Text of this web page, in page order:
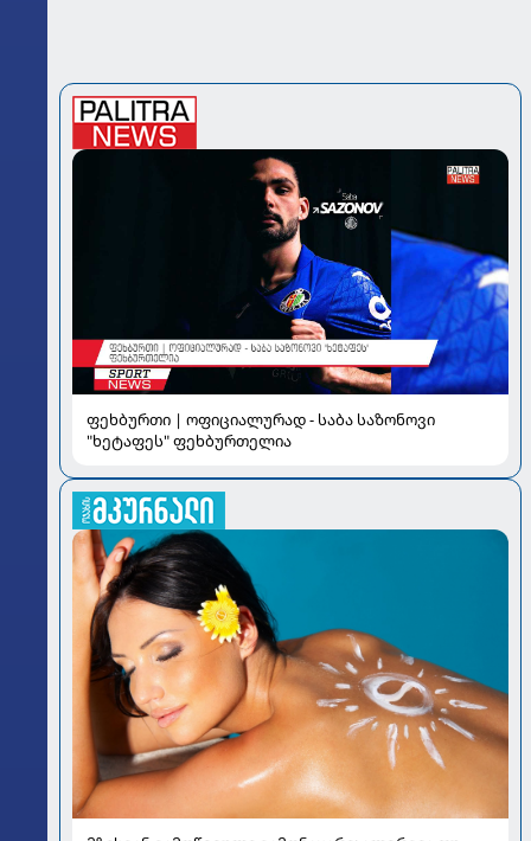
ფეხბურთი | ოფიციალურად - საბა საზონოვი
"ხეტაფეს" ფეხბურთელია